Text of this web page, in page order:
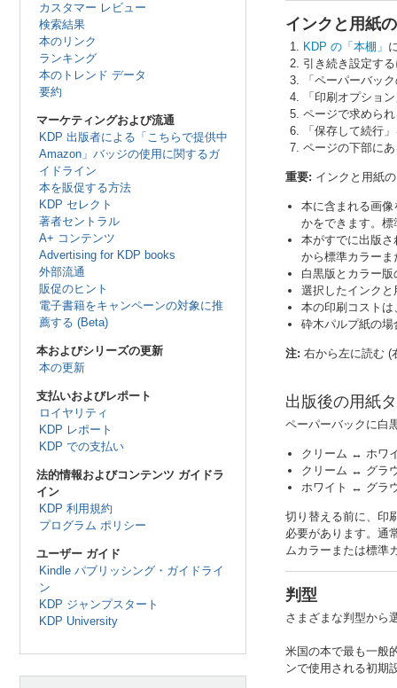
カスタマー レビュー
検索結果
本のリンク
ランキング
本のトレンド データ
要約
マーケティングおよび流通
KDP 出版者による「こちらで提供中
Amazon」バッジの使用に関するガ
イドライン
本を販促する方法
KDP セレクト
著者セントラル
A+ コンテンツ
Advertising for KDP books
外部流通
販促のヒント
電子書籍をキャンペーンの対象に推
薦する (Beta)
本およびシリーズの更新
本の更新
支払いおよびレポート
ロイヤリティ
KDP レポート
KDP での支払い
法的情報およびコンテンツ ガイドラ
イン
KDP 利用規約
プログラム ポリシー
ユーザー ガイド
Kindle パブリッシング・ガイドライ
ン
KDP ジャンプスタート
KDP University
インクと用紙
KDP の「本棚」
引き続き設定す
「ペーパーバッ
「印刷オプショ
ページで求めら
「保存して続行
ページの下部に
重要: インクと用紙
本に含まれる画
かをできます。
本がすでに出版
から標準カラー
白黒版とカラー
選択したインク
本の印刷コスト
砕木パルプ紙の
注: 右から左に読む (
出版後の用紙
ペーパーバックに白
クリーム ↔ ホワ
クリーム ↔ グラ
ホワイト ↔ グラ
切り替える前に、印
必要があります。通
ムカラーまたは標準
判型
さまざまな判型から
米国の本で最も一般
ンで使用される初期